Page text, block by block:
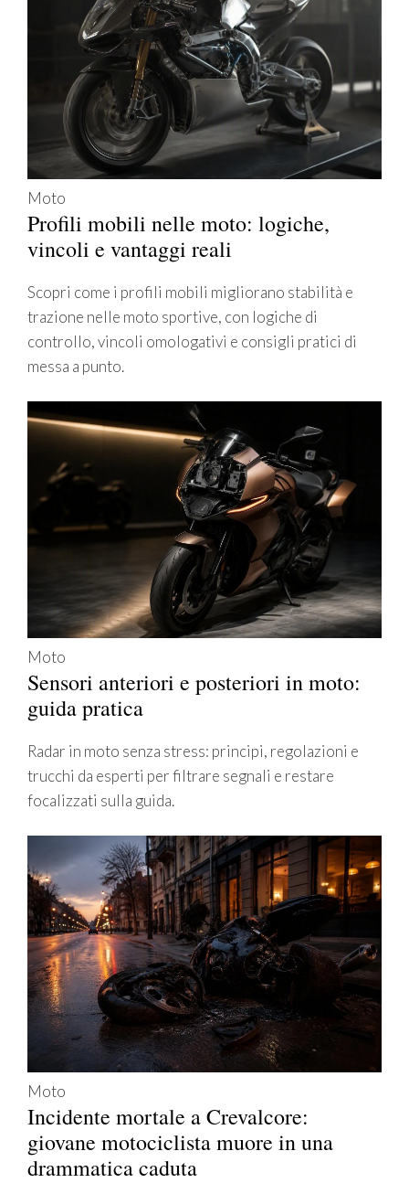
Moto
Profili mobili nelle moto: logiche,
vincoli e vantaggi reali
Scopri come i profili mobili migliorano stabilità e
trazione nelle moto sportive, con logiche di
controllo, vincoli omologativi e consigli pratici di
messa a punto.
Moto
Sensori anteriori e posteriori in moto:
guida pratica
Radar in moto senza stress: principi, regolazioni e
trucchi da esperti per filtrare segnali e restare
focalizzati sulla guida.
Moto
Incidente mortale a Crevalcore:
giovane motociclista muore in una
drammatica caduta